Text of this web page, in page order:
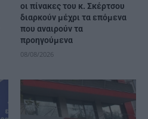
οι πίνακες του κ. Σκέρτσου
διαρκούν μέχρι τα επόμενα
που αναιρούν τα
προηγούμενα
08/08/2026